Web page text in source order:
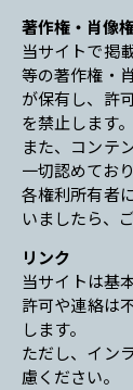
著作権・肖像
当サイトで掲
等の著作権・
が保有し、許
を禁止します。
また、コンテ
一切認めてお
各権利所有者
いましたら、
リンク
当サイトは基
許可や連絡は
します。
ただし、イン
慮ください。